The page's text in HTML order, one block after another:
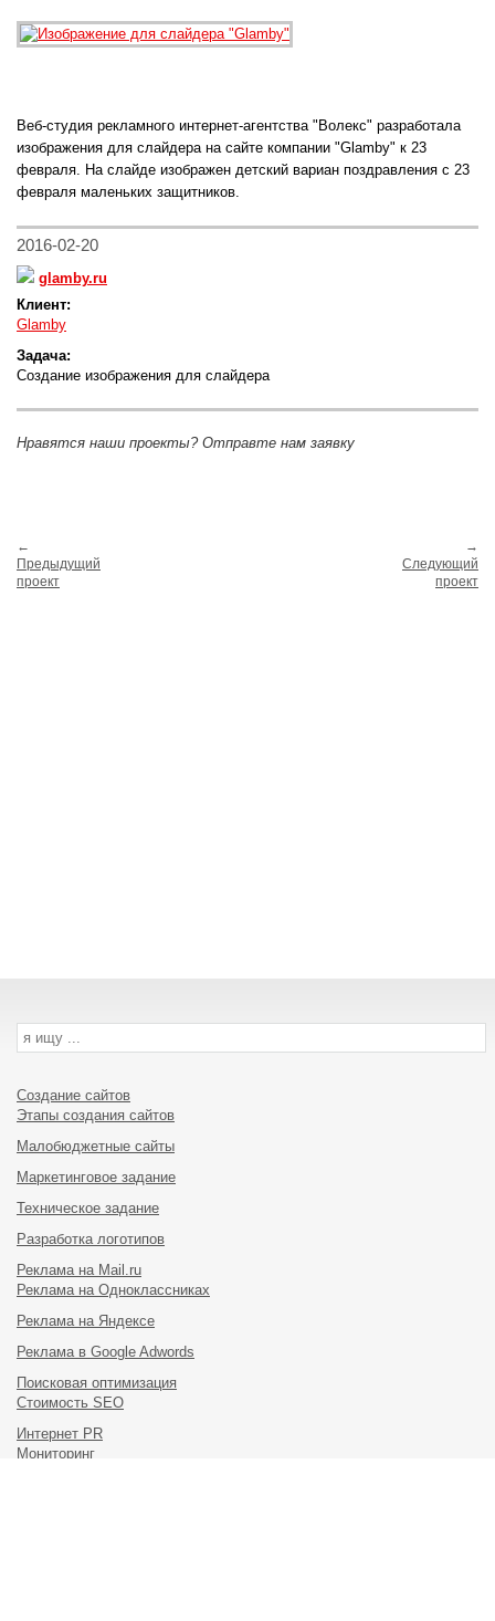
Веб-студия рекламного интернет-агентства "Волекс" разработала
изображения для слайдера на сайте компании "Glamby" к 23
февраля. На слайде изображен детский вариан поздравления с 23
февраля маленьких защитников.
2016-02-20
glamby.ru
Клиент:
Glamby
Задача:
Создание изображения для слайдера
Нравятся наши проекты? Отправте нам заявку
←
Предыдущий
проект
→
Следующий
проект
Создание сайтов
Этапы создания сайтов
Малобюджетные сайты
Маркетинговое задание
Техническое задание
Разработка логотипов
Реклама на Mail.ru
Реклама на Одноклассниках
Реклама на Яндексе
Реклама в Google Adwords
Поисковая оптимизация
Стоимость SEO
Интернет PR
Мониторинг